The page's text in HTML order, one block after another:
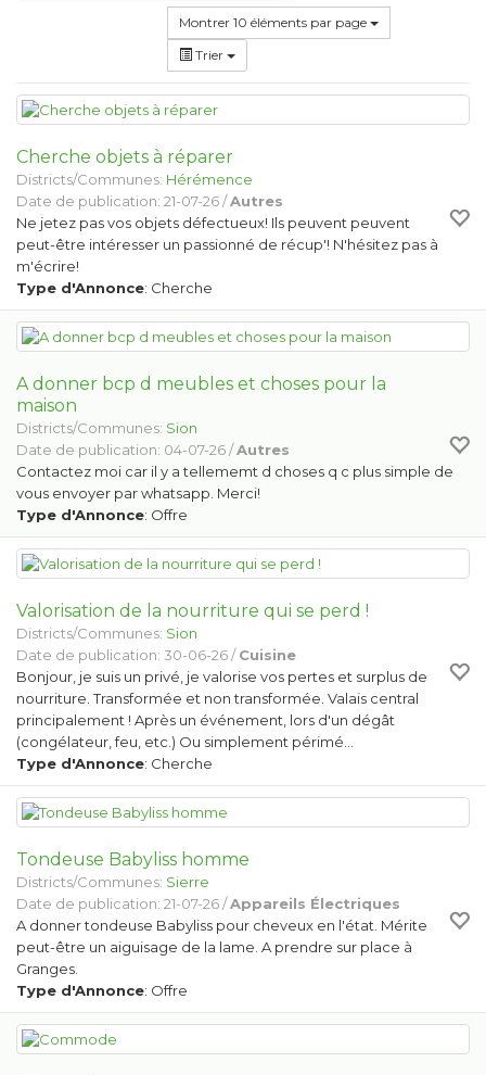
Montrer 10 éléments par page
Trier
Cherche objets à réparer
Districts/Communes: Hérémence
Date de publication: 21-07-26 /Autres
Ne jetez pas vos objets défectueux! Ils peuvent peuvent
peut-être intéresser un passionné de récup'! N'hésitez pas à
m'écrire!
Type d'Annonce: Cherche
A donner bcp d meubles et choses pour la
maison
Districts/Communes: Sion
Date de publication: 04-07-26 /Autres
Contactez moi car il y a tellememt d choses q c plus simple de
vous envoyer par whatsapp. Merci!
Type d'Annonce: Offre
Valorisation de la nourriture qui se perd !
Districts/Communes: Sion
Date de publication: 30-06-26 /Cuisine
Bonjour, je suis un privé, je valorise vos pertes et surplus de
nourriture. Transformée et non transformée. Valais central
principalement ! Après un événement, lors d'un dégât
(congélateur, feu, etc.) Ou simplement périmé…
Type d'Annonce: Cherche
Tondeuse Babyliss homme
Districts/Communes: Sierre
Date de publication: 21-07-26 /Appareils Électriques
A donner tondeuse Babyliss pour cheveux en l'état. Mérite
peut-être un aiguisage de la lame. A prendre sur place à
Granges.
Type d'Annonce: Offre